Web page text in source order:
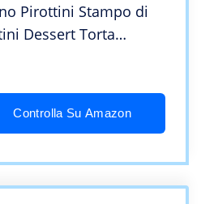
Pirottini Stampo di
Dessert Torta
Controlla Su Amazon